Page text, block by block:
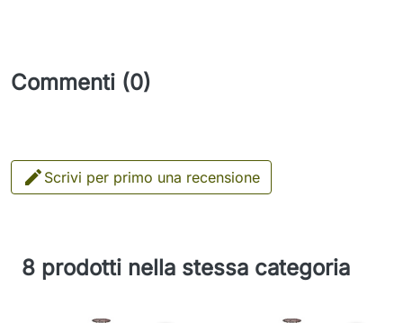
Commenti (0)
 Scrivi per primo una recensione
8 prodotti nella stessa categoria